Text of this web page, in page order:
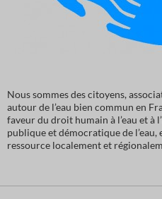
Nous sommes des citoyens,
autour de l’eau bien commun en
faveur du droit humain à l’eau et à
publique et démocratique de
ressource localement et